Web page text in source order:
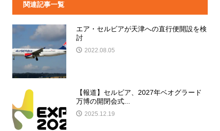
関連記事一覧
エア・セルビアが天津への直行便開設を検
討
2022.08.05
【報道】セルビア、2027年ベオグラード
万博の開閉会式...
2025.12.19